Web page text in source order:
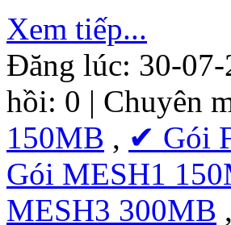
Xem tiếp...
Đăng lúc: 30-
hồi: 0 | Chuyên
150MB , ✔ Gói
Gói MESH1
MESH3 300MB ,